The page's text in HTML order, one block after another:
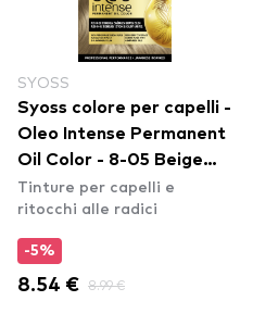
SYOSS
Syoss colore per capelli -
Oleo Intense Permanent
Oil Color - 8-05 Beige
Bliond
Tinture per capelli e
ritocchi alle radici
-5%
8.54 € 8.99 €